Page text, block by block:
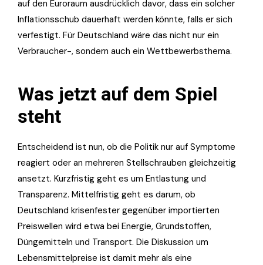
auf den Euroraum ausdrücklich davor, dass ein solcher
Inflationsschub dauerhaft werden könnte, falls er sich
verfestigt. Für Deutschland wäre das nicht nur ein
Verbraucher-, sondern auch ein Wettbewerbsthema.
Was jetzt auf dem Spiel
steht
Entscheidend ist nun, ob die Politik nur auf Symptome
reagiert oder an mehreren Stellschrauben gleichzeitig
ansetzt. Kurzfristig geht es um Entlastung und
Transparenz. Mittelfristig geht es darum, ob
Deutschland krisenfester gegenüber importierten
Preiswellen wird etwa bei Energie, Grundstoffen,
Düngemitteln und Transport. Die Diskussion um
Lebensmittelpreise ist damit mehr als eine